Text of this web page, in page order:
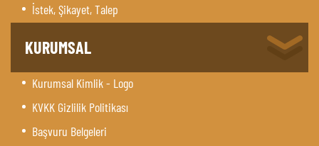
İstek, Şikayet, Talep
KURUMSAL
Kurumsal Kimlik - Logo
KVKK Gizlilik Politikası
Başvuru Belgeleri